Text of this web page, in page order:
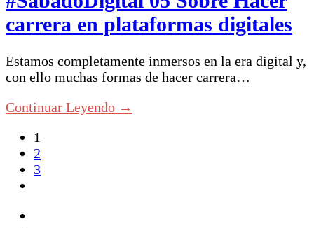
carrera en plataformas digitales
Estamos completamente inmersos en la era digital y,
con ello muchas formas de hacer carrera…
Continuar Leyendo →
1
2
3